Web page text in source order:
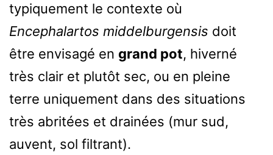
typiquement le contexte où
Encephalartos middelburgensis doit
être envisagé en grand pot, hiverné
très clair et plutôt sec, ou en pleine
terre uniquement dans des situations
très abritées et drainées (mur sud,
auvent, sol filtrant).